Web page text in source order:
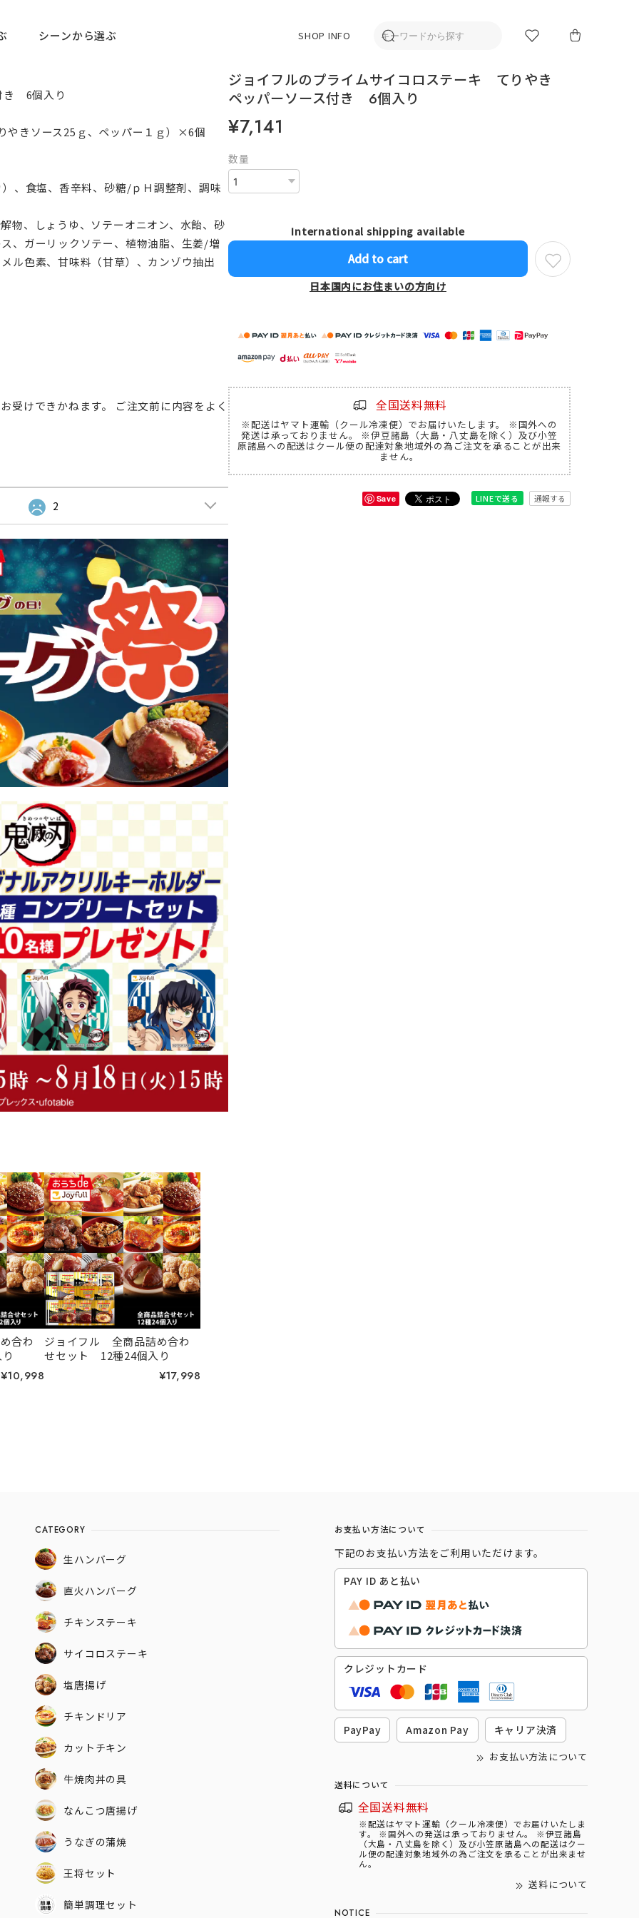
シーンから選ぶ SHOP INFO
き 6個入り
やきソース25ｇ、ペッパー１ｇ）×6個
、食塩、香辛料、砂糖/ｐＨ調整剤、調味
物、しょうゆ、ソテーオニオン、水飴、砂
、ガーリックソテー、植物油脂、生姜/増
ル色素、甘味料（甘草）、カンゾウ抽出
受けできかねます。 ご注文前に内容をよく
2
合わ
¥10,998
ジョイフル 全商品詰め合わ
せセット 12種24個入り
¥17,998
ジョイフルのプライムサイコロステーキ てりやき
ペッパーソース付き 6個入り
¥7,141
数量
International shipping available
Add to cart
日本国内にお住まいの方向け
全国送料無料
※配送はヤマト運輸（クール冷凍便）でお届けいたします。 ※国外への
発送は承っておりません。 ※伊豆諸島（大島・八丈島を除く）及び小笠
原諸島への配送はクール便の配達対象地域外の為ご注文を承ることが出来
ません。
Save LINEで送る 通報する
CATEGORY
生ハンバーグ
直火ハンバーグ
チキンステーキ
サイコロステーキ
塩唐揚げ
チキンドリア
カットチキン
牛焼肉丼の具
なんこつ唐揚げ
うなぎの蒲焼
王将セット
簡単調理セット
お支払い方法について
下記のお支払い方法をご利用いただけます。
PAY ID あと払い
クレジットカード
PayPay Amazon Pay キャリア決済
お支払い方法について
送料について
全国送料無料
※配送はヤマト運輸（クール冷凍便）でお届けいたしま
す。 ※国外への発送は承っておりません。 ※伊豆諸島
（大島・八丈島を除く）及び小笠原諸島への配送はクー
ル便の配達対象地域外の為ご注文を承ることが出来ませ
ん。
送料について
NOTICE